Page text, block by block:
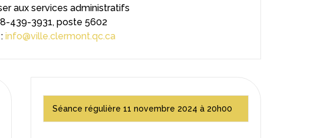
aux services administratifs
439-3931, poste 5602
info@ville.clermont.qc.ca
Séance régulière 11 novembre 2024 à 20h00